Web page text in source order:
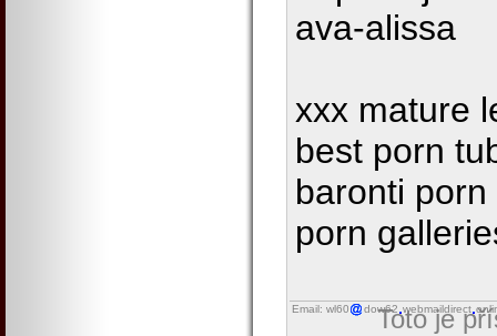
ava-alissa
xxx mature
best porn
baronti
porn
Email: wl60 dow62 webmaildirect
Toto je